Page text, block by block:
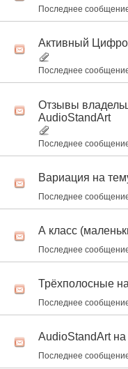
Последнее
Активный
Последнее
Отзывы
AudioStandArt
Последнее
Вариация на
Последнее
А класс
Последнее
Трёхполосные
Последнее
AudioStandArt
Последнее